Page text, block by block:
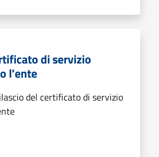
di servizio
l'ente
del certificato di servizio